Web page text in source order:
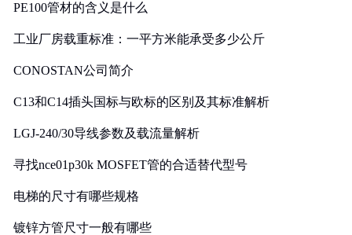
PE100管材的含义是什么
工业厂房载重标准：一平方米能承受多少公斤
CONOSTAN公司简介
C13和C14插头国标与欧标的区别及其标准解析
LGJ-240/30导线参数及载流量解析
寻找nce01p30k MOSFET管的合适替代型号
电梯的尺寸有哪些规格
镀锌方管尺寸一般有哪些